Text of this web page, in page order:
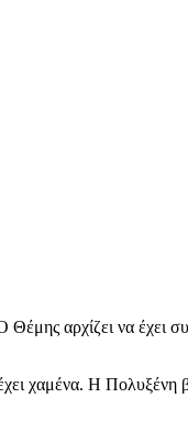
αρχίζει να έχει
χαμένα. Η Πολυξένη